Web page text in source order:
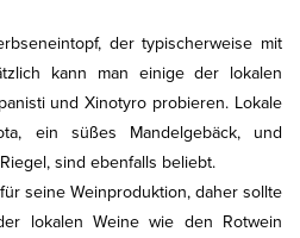
der typischerweise mit
kann man einige der lokalen
und Xinotyro probieren. Lokale
ein süßes Mandelgebäck, und
sind ebenfalls beliebt.
seine Weinproduktion, daher sollte
lokalen Weine wie den Rotwein